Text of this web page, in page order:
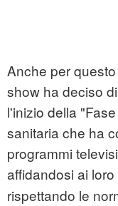
Anche per
show ha deciso
l'inizio della
sanitaria che ha
programmi
affidandosi ai loro
rispettando le